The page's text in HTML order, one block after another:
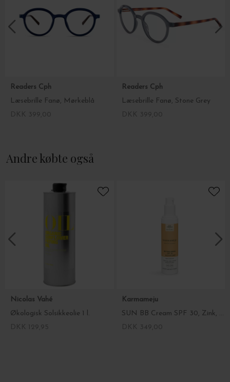
med fordel af alle med normalt syn, der ønsker at skåne øjnene
for skærmlys.
Readers Cph
Læsebrille Fanø, Mørkeblå
Readers Cph
Læsebrille Fanø, Stone Grey
Andre købte også
Nicolas Vahé
Økologisk Solsikkeolie 1 l.
Karmameju
SUN BB Cream SPF 30, Zink, Light